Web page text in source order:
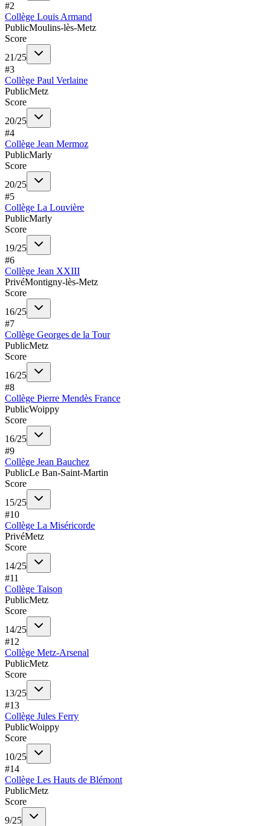
#2
Collège Louis Armand
PublicMoulins-lès-Metz
Score
21/25
#3
Collège Paul Verlaine
PublicMetz
Score
20/25
#4
Collège Jean Mermoz
PublicMarly
Score
20/25
#5
Collège La Louvière
PublicMarly
Score
19/25
#6
Collège Jean XXIII
PrivéMontigny-lès-Metz
Score
16/25
#7
Collège Georges de la Tour
PublicMetz
Score
16/25
#8
Collège Pierre Mendès France
PublicWoippy
Score
16/25
#9
Collège Jean Bauchez
PublicLe Ban-Saint-Martin
Score
15/25
#10
Collège La Miséricorde
PrivéMetz
Score
14/25
#11
Collège Taison
PublicMetz
Score
14/25
#12
Collège Metz-Arsenal
PublicMetz
Score
13/25
#13
Collège Jules Ferry
PublicWoippy
Score
10/25
#14
Collège Les Hauts de Blémont
PublicMetz
Score
9/25